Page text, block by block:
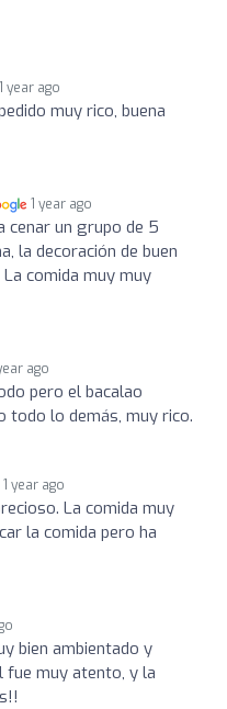
1 year ago
muy rico, buena
1 year ago
cenar un grupo de 5
la decoración de buen
comida muy muy
ago
pero el bacalao
todo lo demás, muy rico.
1 year ago
La comida muy
la comida pero ha
bien ambientado y
fue muy atento, y la